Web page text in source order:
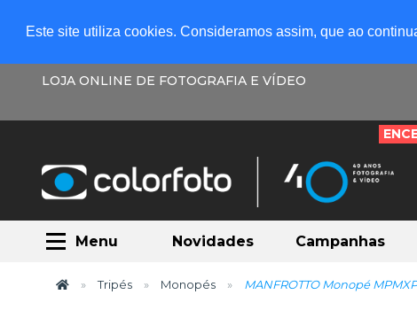
Este site utiliza cookies. Consideramos assim, que ao
LOJA ONLINE DE FOTOGRAFIA E VÍDEO
Menu Novidades Campanhas
Tripés Monopés MANFROTTO Monopé